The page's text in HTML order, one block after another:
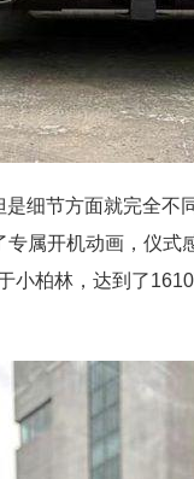
细节方面就完全
属开机动画，仪
小柏林，达到了